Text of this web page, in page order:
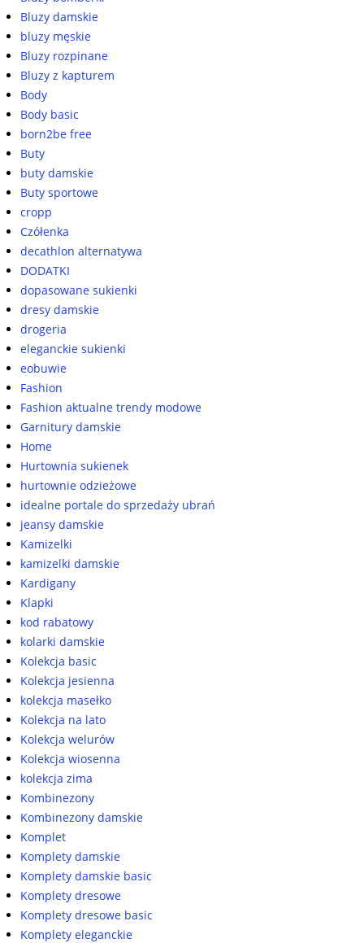
Bluzy damskie
bluzy męskie
Bluzy rozpinane
Bluzy z kapturem
Body
Body basic
born2be free
Buty
buty damskie
Buty sportowe
cropp
Czółenka
decathlon alternatywa
DODATKI
dopasowane sukienki
dresy damskie
drogeria
eleganckie sukienki
eobuwie
Fashion
Fashion aktualne trendy modowe
Garnitury damskie
Home
Hurtownia sukienek
hurtownie odzieżowe
idealne portale do sprzedaży ubrań
jeansy damskie
Kamizelki
kamizelki damskie
Kardigany
Klapki
kod rabatowy
kolarki damskie
Kolekcja basic
Kolekcja jesienna
kolekcja masełko
Kolekcja na lato
Kolekcja welurów
Kolekcja wiosenna
kolekcja zima
Kombinezony
Kombinezony damskie
Komplet
Komplety damskie
Komplety damskie basic
Komplety dresowe
Komplety dresowe basic
Komplety eleganckie